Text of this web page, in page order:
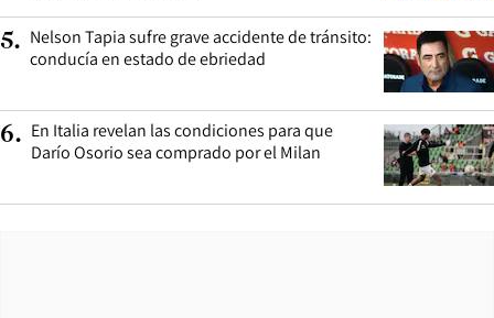
5. Nelson Tapia sufre grave accidente de tránsito:
conducía en estado de ebriedad
6. En Italia revelan las condiciones para que
Darío Osorio sea comprado por el Milan